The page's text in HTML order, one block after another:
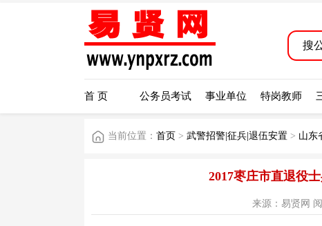
搜
首 页 公务员考试 事业单位 特岗教师
当前位置： 首页 > 武警招警|征兵|退伍安置 > 山东
2017枣庄市直退役
来源：易贤网